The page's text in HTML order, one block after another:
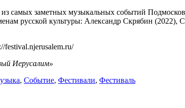
самых заметных музыкальных событий
русской культуры: Александр Скрябин (2022),
festival.njerusalem.ru/
Иерусалим»
, Событие, Фестивали, Фестиваль